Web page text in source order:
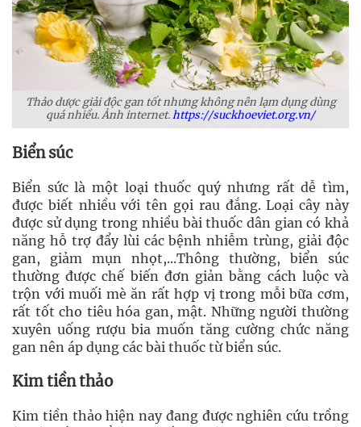
Thảo dược giải độc gan tốt nhưng không nên lạm dụng dùng
quá nhiều. Ảnh internet.https://suckhoeviet.org.vn/
Biển súc
Biển sức là một loại thuốc quý nhưng rất dễ tìm,
được biết nhiều với tên gọi rau đắng. Loại cây này
được sử dụng trong nhiều bài thuốc dân gian có khả
năng hỗ trợ đẩy lùi các bệnh nhiễm trùng, giải độc
gan, giảm mụn nhọt,...Thông thường, biển súc
thường được chế biến đơn giản bằng cách luộc và
trộn với muối mè ăn rất hợp vị trong mỗi bữa cơm,
rất tốt cho tiêu hóa gan, mật. Những người thường
xuyên uống rượu bia muốn tăng cường chức năng
gan nên áp dụng các bài thuốc từ biển súc.
Kim tiền thảo
Kim tiền thảo hiện nay đang được nghiên cứu trồng